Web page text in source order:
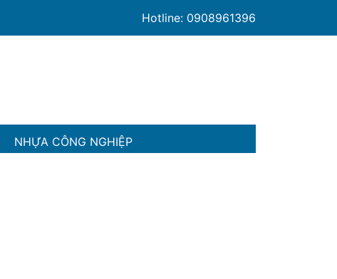
Hotline: 0908961396
NHỰA CÔNG NGHIỆP